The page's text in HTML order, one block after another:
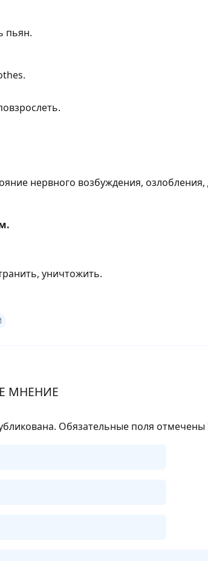
пьян.
нервного возбуждения,
уничтожить.
МНЕНИЕ
Обязательные поля отмечены